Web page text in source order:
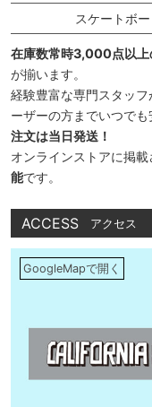
スケートボ
在庫数常時3,000点以上
が揃います。
経験豊富な専門スタッ
ーザーの方までいつでも
注文は当日発送！
オンラインストアに掲
能です。
ACCESS アクセス
GoogleMapで開く